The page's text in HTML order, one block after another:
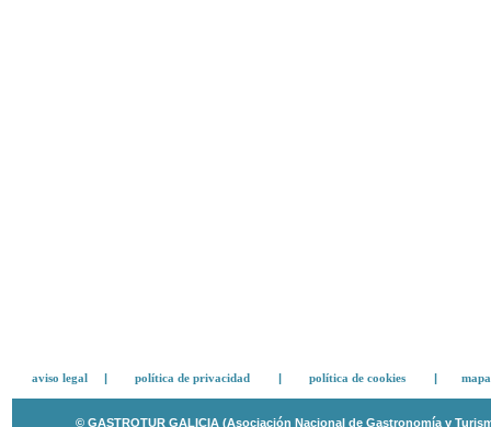
aviso legal | política de privacidad | política de cookies |
© GASTROTUR GALICIA (Asociación Nacional de Gastronomía y